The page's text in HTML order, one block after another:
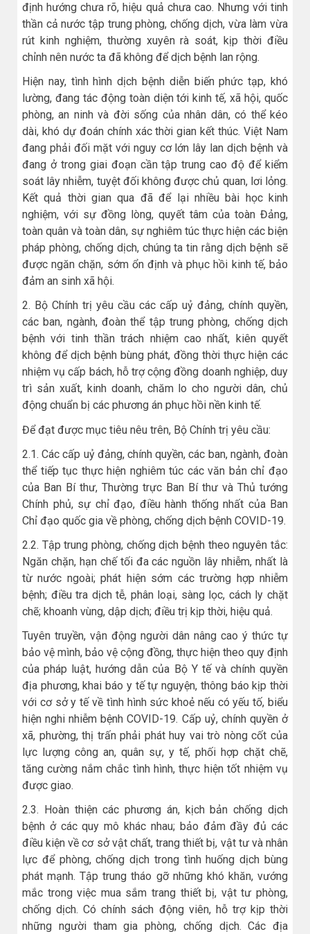
định hướng chưa rõ, hiệu quả chưa cao. Nhưng với tinh
thần cả nước tập trung phòng, chống dịch, vừa làm vừa
rút kinh nghiệm, thường xuyên rà soát, kịp thời điều
chỉnh nên nước ta đã không để dịch bệnh lan rộng.
Hiện nay, tình hình dịch bệnh diễn biến phức tạp, khó
lường, đang tác động toàn diện tới kinh tế, xã hội, quốc
phòng, an ninh và đời sống của nhân dân, có thể kéo
dài, khó dự đoán chính xác thời gian kết thúc. Việt Nam
đang phải đối mặt với nguy cơ lớn lây lan dịch bệnh và
đang ở trong giai đoạn cần tập trung cao độ để kiểm
soát lây nhiễm, tuyệt đối không được chủ quan, lơi lỏng.
Kết quả thời gian qua đã để lại nhiều bài học kinh
nghiệm, với sự đồng lòng, quyết tâm của toàn Đảng,
toàn quân và toàn dân, sự nghiêm túc thực hiện các biện
pháp phòng, chống dịch, chúng ta tin rằng dịch bệnh sẽ
được ngăn chặn, sớm ổn định và phục hồi kinh tế, bảo
đảm an sinh xã hội.
2. Bộ Chính trị yêu cầu các cấp uỷ đảng, chính quyền,
các ban, ngành, đoàn thể tập trung phòng, chống dịch
bệnh với tinh thần trách nhiệm cao nhất, kiên quyết
không để dịch bệnh bùng phát, đồng thời thực hiện các
nhiệm vụ cấp bách, hỗ trợ cộng đồng doanh nghiệp, duy
trì sản xuất, kinh doanh, chăm lo cho người dân, chủ
động chuẩn bị các phương án phục hồi nền kinh tế.
Để đạt được mục tiêu nêu trên, Bộ Chính trị yêu cầu:
2.1. Các cấp uỷ đảng, chính quyền, các ban, ngành, đoàn
thể tiếp tục thực hiện nghiêm túc các văn bản chỉ đạo
của Ban Bí thư, Thường trực Ban Bí thư và Thủ tướng
Chính phủ, sự chỉ đạo, điều hành thống nhất của Ban
Chỉ đạo quốc gia về phòng, chống dịch bệnh COVID-19.
2.2. Tập trung phòng, chống dịch bệnh theo nguyên tắc:
Ngăn chặn, hạn chế tối đa các nguồn lây nhiễm, nhất là
từ nước ngoài; phát hiện sớm các trường hợp nhiễm
bệnh; điều tra dịch tễ, phân loại, sàng lọc, cách ly chặt
chẽ; khoanh vùng, dập dịch; điều trị kịp thời, hiệu quả.
Tuyên truyền, vận động người dân nâng cao ý thức tự
bảo vệ mình, bảo vệ cộng đồng, thực hiện theo quy định
của pháp luật, hướng dẫn của Bộ Y tế và chính quyền
địa phương, khai báo y tế tự nguyện, thông báo kịp thời
với cơ sở y tế về tình hình sức khoẻ nếu có yếu tố, biểu
hiện nghi nhiễm bệnh COVID-19. Cấp uỷ, chính quyền ở
xã, phường, thị trấn phải phát huy vai trò nòng cốt của
lực lượng công an, quân sự, y tế, phối hợp chặt chẽ,
tăng cường nắm chắc tình hình, thực hiện tốt nhiệm vụ
được giao.
2.3. Hoàn thiện các phương án, kịch bản chống dịch
bệnh ở các quy mô khác nhau; bảo đảm đầy đủ các
điều kiện về cơ sở vật chất, trang thiết bị, vật tư và nhân
lực để phòng, chống dịch trong tình huống dịch bùng
phát mạnh. Tập trung tháo gỡ những khó khăn, vướng
mắc trong việc mua sắm trang thiết bị, vật tư phòng,
chống dịch. Có chính sách động viên, hỗ trợ kịp thời
những người tham gia phòng, chống dịch. Các địa